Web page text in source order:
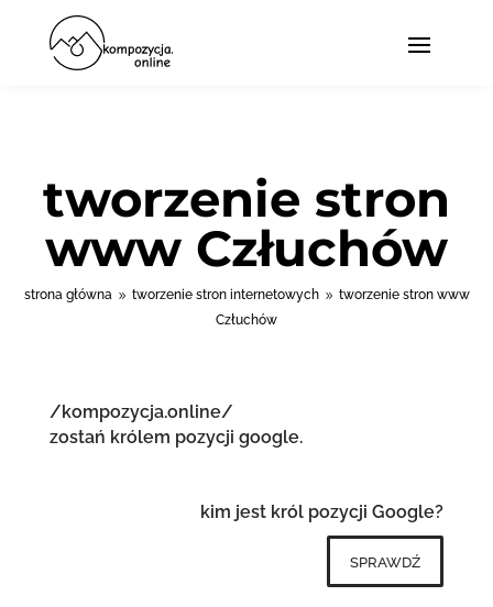
tworzenie stron
www Człuchów
strona główna 9 tworzenie stron internetowych 9 tworzenie stron www
Człuchów
/kompozycja.online/
zostań królem pozycji google.
kim jest król pozycji Google?
sprawdź